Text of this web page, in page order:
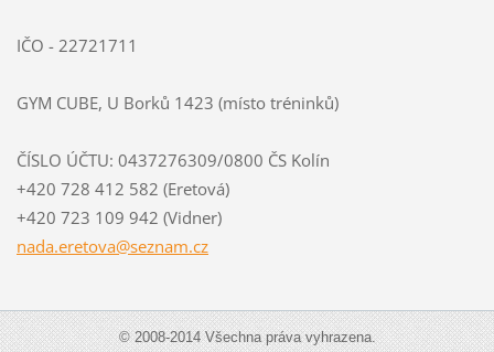
IČO - 22721711
GYM CUBE, U Borků 1423 (místo tréninků)
ČÍSLO ÚČTU: 0437276309/0800 ČS Kolín
+420 728 412 582 (Eretová)
+420 723 109 942 (Vidner)
nada.eretova@seznam.cz
© 2008-2014 Všechna práva vyhrazena.